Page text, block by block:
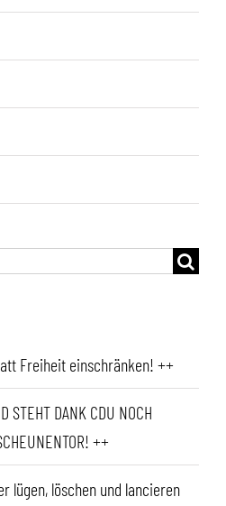
Freiheit einschränken! ++
STEHT DANK CDU NOCH
++
lügen, löschen und lancieren